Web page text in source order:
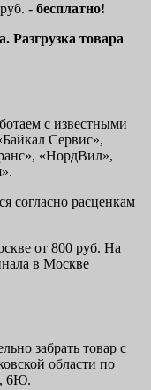
- бесплатно!
Разгрузка товара
с известными
Сервис»,
«НордВил»,
согласно расценкам
от 800 руб. На
в Москве
забрать товар с
области по
6Ю.